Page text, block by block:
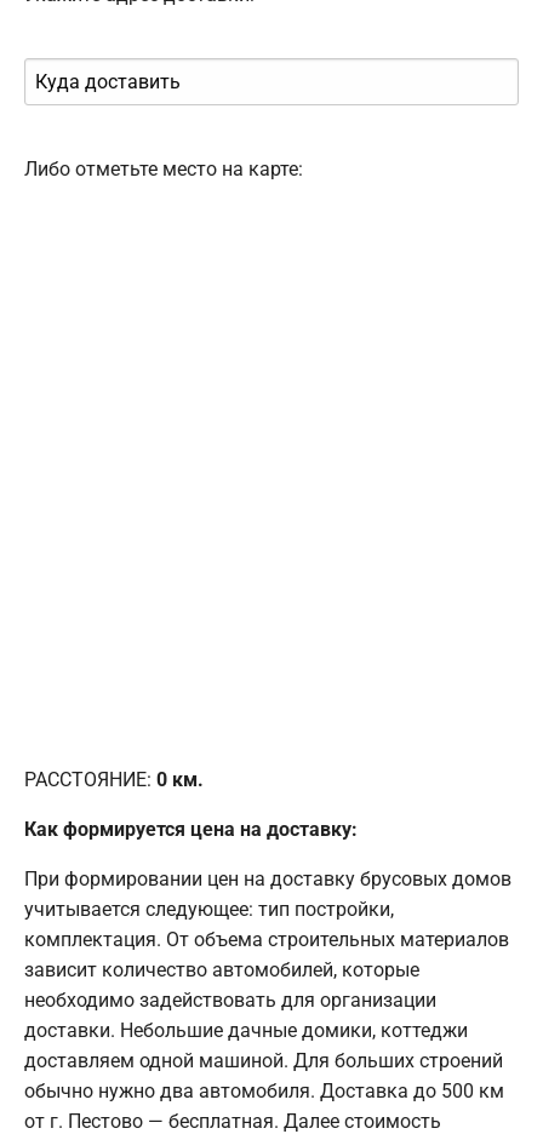
Либо отметьте место на карте:
РАССТОЯНИЕ: 0 км.
Как формируется цена на доставку:
При формировании цен на доставку брусовых домов
учитывается следующее: тип постройки,
комплектация. От объема строительных материалов
зависит количество автомобилей, которые
необходимо задействовать для организации
доставки. Небольшие дачные домики, коттеджи
доставляем одной машиной. Для больших строений
обычно нужно два автомобиля. Доставка до 500 км
от г. Пестово — бесплатная. Далее стоимость